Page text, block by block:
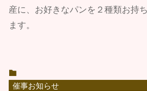
産に、お好きなパンを２種類お持
ます。
催事お知らせ